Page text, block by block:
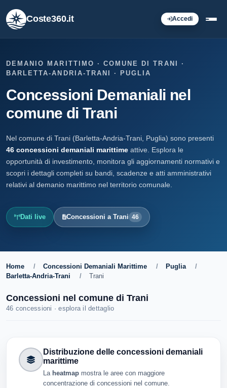
Coste360.it Accedi
DEMANIO MARITTIMO · COMUNE DI TRANI ·
BARLETTA-ANDRIA-TRANI · PUGLIA
Concessioni Demaniali nel
comune di Trani
Nel comune di Trani (Barletta-Andria-Trani, Puglia) sono presenti
46 concessioni demaniali marittime attive. Esplora le
opportunità di investimento, monitora gli aggiornamenti normativi e
scopri i dettagli completi su bandi, scadenze e atti amministrativi
relativi al demanio marittimo nel territorio comunale.
Dati live Concessioni a Trani 46
Home / Concessioni Demaniali Marittime / Puglia
/
Barletta-Andria-Trani
/ Trani
Concessioni nel comune di Trani
46 concessioni · esplora il dettaglio
Distribuzione delle concessioni demaniali
marittime
La heatmap mostra le aree con maggiore
concentrazione di concessioni nel comune.